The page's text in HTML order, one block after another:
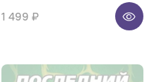
1 499 ₽